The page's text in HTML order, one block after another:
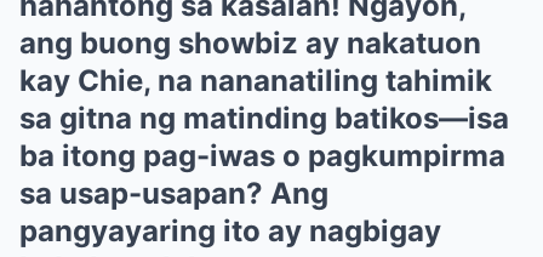
ang buong showbiz ay nakatuon
kay Chie, na nananatiling tahimik
sa gitna ng matinding batikos—isa
ba itong pag-iwas o pagkumpirma
sa usap-usapan? Ang
pangyayaring ito ay nagbigay